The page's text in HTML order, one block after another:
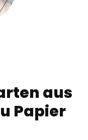
aus
Papier